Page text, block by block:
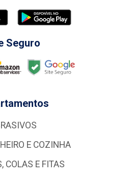
Seguro
E COZINHA
COLAS E FITAS